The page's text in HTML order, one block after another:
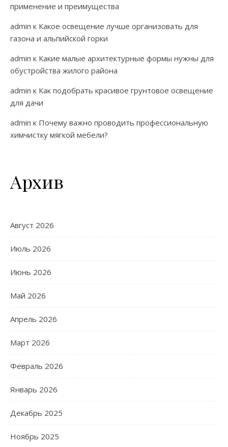
применение и преимущества
admin к Какое освещение лучше организовать для
газона и альпийской горки
admin к Какие малые архитектурные формы нужны для
обустройства жилого района
admin к Как подобрать красивое грунтовое освещение
для дачи
admin к Почему важно проводить профессиональную
химчистку мягкой мебели?
Архив
Август 2026
Июль 2026
Июнь 2026
Май 2026
Апрель 2026
Март 2026
Февраль 2026
Январь 2026
Декабрь 2025
Ноябрь 2025